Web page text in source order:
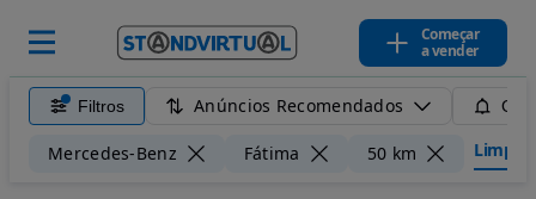
Começar
a vender
Filtros Anúncios Recomendados
Mercedes-Benz Fátima 50 km Limpar